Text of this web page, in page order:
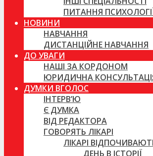
ПИТАННЯ
НОВИНИ
НАВЧАННЯ
ДИСТАНЦІЙНЕ НАВЧАННЯ
ДО УВАГИ
НАШІ ЗА КОРДОНОМ
ЮРИДИЧНА
ДУМКИ ВГОЛОС
ІНТЕРВ’Ю
Є ДУМКА
ВІД РЕДАКТОРА
ГОВОРЯТЬ ЛІКАРІ
ЛІКАРІ
ДЕНЬ В ІСТОРІЇ